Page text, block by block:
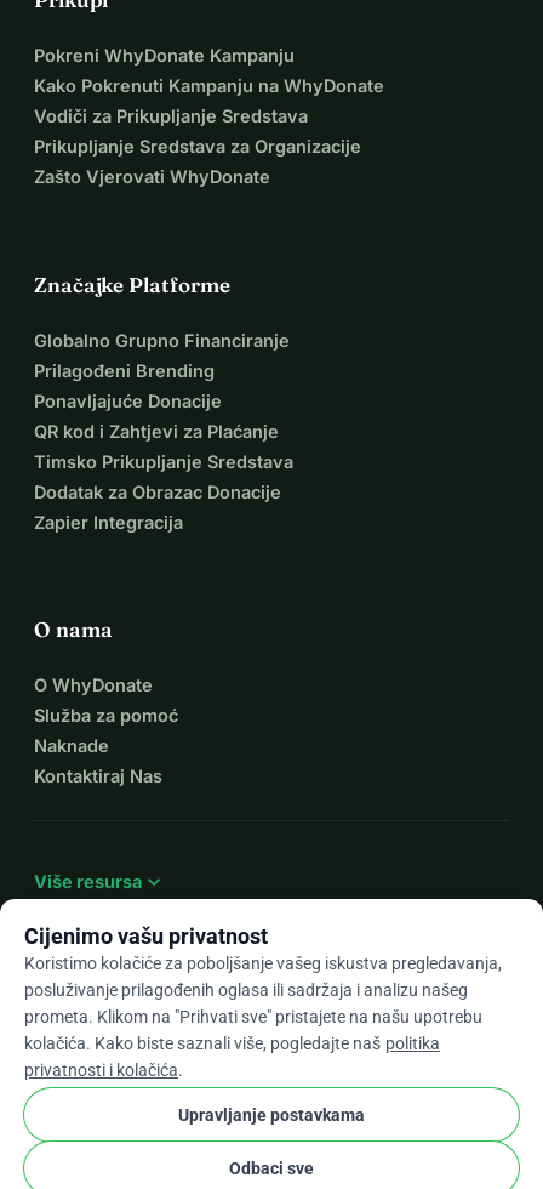
Pokreni WhyDonate Kampanju
Kako Pokrenuti Kampanju na WhyDonate
Vodiči za Prikupljanje Sredstava
Prikupljanje Sredstava za Organizacije
Zašto Vjerovati WhyDonate
Značajke Platforme
Globalno Grupno Financiranje
Prilagođeni Brending
Ponavljajuće Donacije
QR kod i Zahtjevi za Plaćanje
Timsko Prikupljanje Sredstava
Dodatak za Obrazac Donacije
Zapier Integracija
O nama
O WhyDonate
Služba za pomoć
Naknade
Kontaktiraj Nas
Više resursa expand_more
Hr arrow_drop_down
★★★★★4,9 / 5 na temelju 500+ recenzija
WhyDonatePrivatnost i kolačići
Cijenimo vašu privatnost
Koristimo kolačiće za poboljšanje vašeg iskustva pregledavanja,
posluživanje prilagođenih oglasa ili sadržaja i analizu našeg
prometa. Klikom na "Prihvati sve" pristajete na našu upotrebu
kolačića. Kako biste saznali više, pogledajte naš politika
privatnosti i kolačića.
Upravljanje postavkama
Odbaci sve